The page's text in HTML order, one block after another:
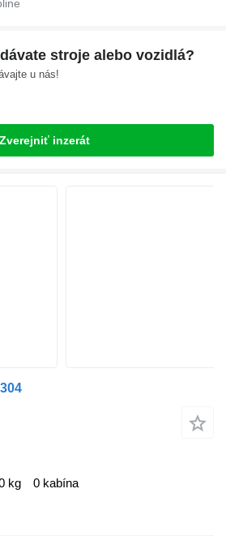
stroje alebo vozidlá?
u nás!
Zverejniť inzerát
kg 0 kabína